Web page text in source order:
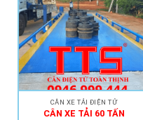
Add to
Wishlist
CÂN XE TẢI ĐIỆN TỬ
CÂN XE TẢI 60 TẤN